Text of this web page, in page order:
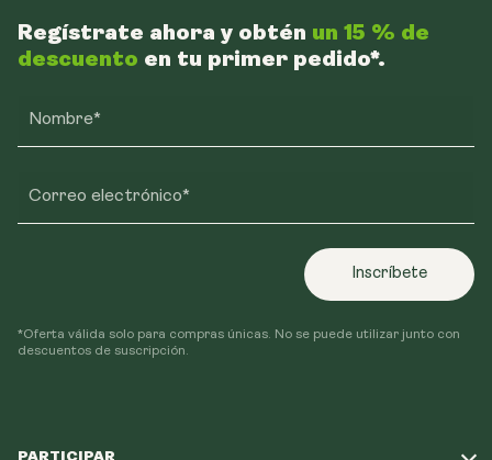
PARTICIPAR
Regístrate ahora y obtén un 15 % de
descuento en tu primer pedido*.
Nombre*
Correo electrónico*
Inscríbete
*Oferta válida solo para compras únicas. No se puede utilizar junto con
descuentos de suscripción.